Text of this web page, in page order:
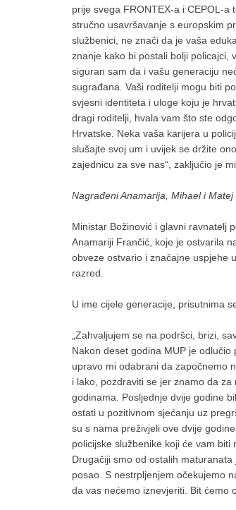
prije svega FRONTEX-a i CEPOL-
stručno usavršavanje s europskim
službenici, ne znači da je vaša
znanje kako bi postali bolji policajci,
siguran sam da i vašu generaciju
sugrađana. Vaši roditelji mogu biti
svjesni identiteta i uloge koju je
dragi roditelji, hvala vam što ste
Hrvatske. Neka vaša karijera u
slušajte svoj um i uvijek se držite
zajednicu za sve nas“, zaključio je
Nagrađeni Anamarija, Mihael i Matej
Ministar Božinović i glavni ravnatelj
Anamariji Frančić, koje je ostvarila
obveze ostvario i značajne uspjehe
razred.
U ime cijele generacije, prisutnima
„Zahvaljujem se na podršci, brizi,
Nakon deset godina MUP je
upravo mi odabrani da započnemo
i lako, pozdraviti se jer znamo da
godinama. Posljednje dvije godine
ostati u pozitivnom sjećanju uz
su s nama preživjeli ove dvije
policijske službenike koji će vam
Drugačiji smo od ostalih
posao. S nestrpljenjem očekujemo
da vas nećemo iznevjeriti. Bit ćemo